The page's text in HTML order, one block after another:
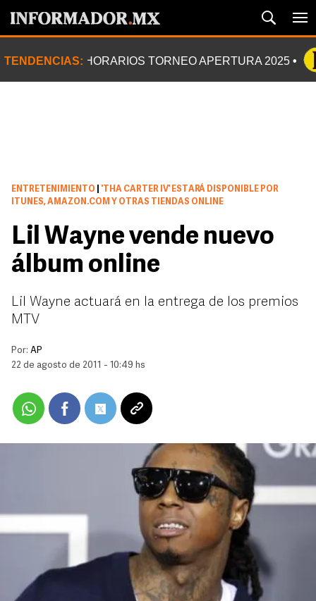
TENDENCIAS: HORARIOS TORNEO APERTURA 2025
ENTRETENIMIENTO
'THA CARTER IV' ESTARÁ DISPONIBLE POR
ITUNES, AMAZON.COM Y OTRAS TIENDAS ONLINE
Lil Wayne vende nuevo
álbum online
Lil Wayne actuará en la entrega de los premios
MTV
Por: AP
22 de agosto de 2011 - 10:49 hs